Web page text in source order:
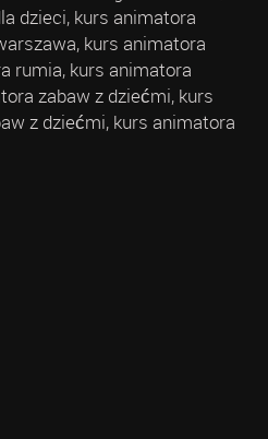
dzieci, kurs animatora
kurs animatora
rumia, kurs animatora
zabaw z dziećmi, kurs
z dziećmi, kurs animatora